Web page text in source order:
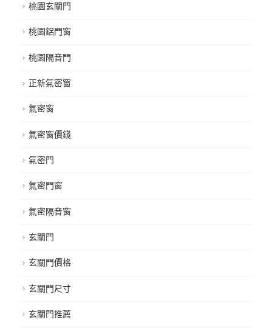
桃園玄關門
桃園鋁門窗
桃園隔音門
正新氣密窗
氣密窗
氣密窗價錢
氣密門
氣密門窗
氣密隔音窗
玄關門
玄關門價格
玄關門尺寸
玄關門推薦